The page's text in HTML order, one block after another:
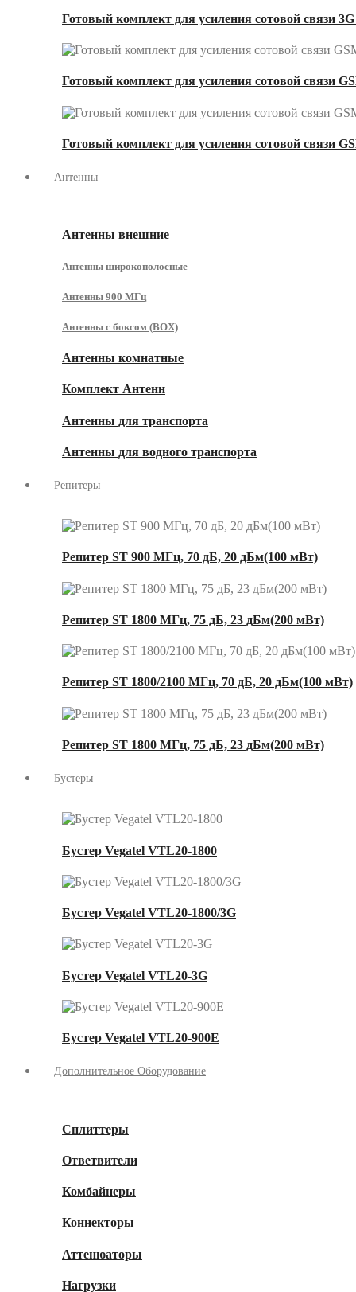
Готовый комплект для усиления сотовой связи
Готовый комплект для усиления сотовой связи
Готовый комплект для усиления сотовой связи
Антенны
Антенны внешние
Антенны широкополосные
Антенны 900 МГц
Антенны с боксом (BOX)
Антенны комнатные
Комплект Антенн
Антенны для транспорта
Антенны для водного транспорта
Репитеры
Репитер ST 900 МГц, 70 дБ, 20 дБм(100 мВт)
Репитер ST 1800 МГц, 75 дБ, 23 дБм(200 мВт)
Репитер ST 1800/2100 МГц, 70 дБ, 20 дБм(100 мВт)
Репитер ST 1800 МГц, 75 дБ, 23 дБм(200 мВт)
Бустеры
Бустер Vegatel VTL20-1800
Бустер Vegatel VTL20-1800/3G
Бустер Vegatel VTL20-3G
Бустер Vegatel VTL20-900E
Дополнительное Оборудование
Сплиттеры
Ответвители
Комбайнеры
Коннекторы
Аттенюаторы
Нагрузки